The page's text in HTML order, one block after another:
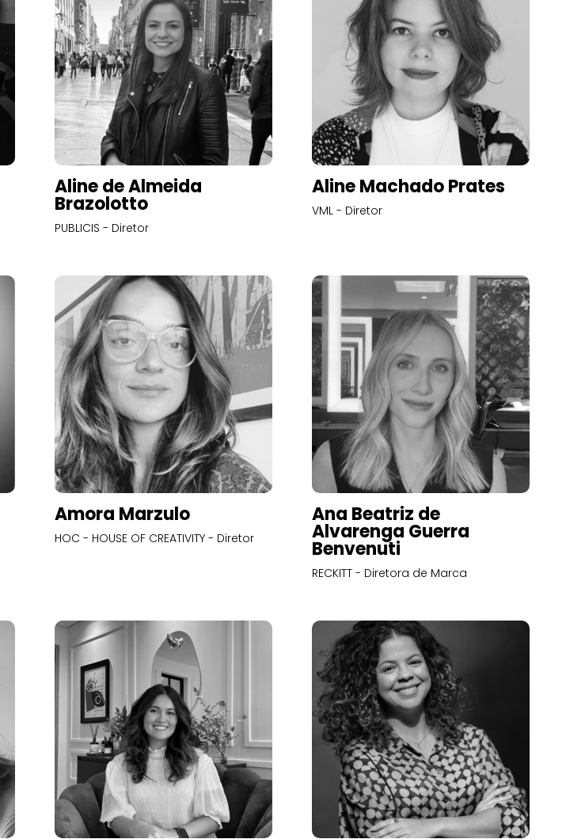
Aline de Almeida
Brazolotto
PUBLICIS - Diretor
Aline Machado Prates
VML - Diretor
Amora Marzulo
HOC - HOUSE OF CREATIVITY - Diretor
Ana Beatriz de
Alvarenga Guerra
Benvenuti
RECKITT - Diretora de Marca